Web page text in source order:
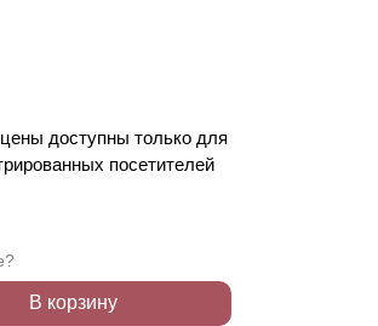
доступны только для
посетителей
В корзину